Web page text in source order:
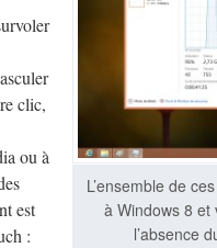
L’ensemble de
à Windows 8
l’absence
clic,
ou à
est
: